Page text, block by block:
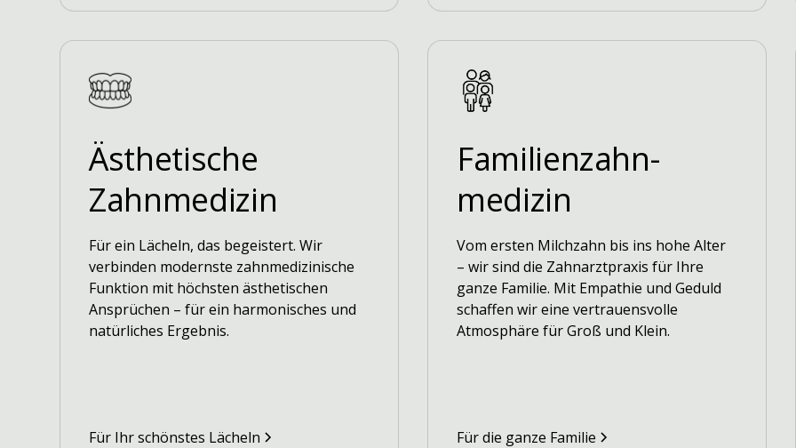
Ästhetische
Zahnmedizin
Für ein Lächeln, das begeistert. Wir
verbinden modernste zahnmedizinische
Funktion mit höchsten ästhetischen
Ansprüchen – für ein harmonisches und
natürliches Ergebnis.
Für Ihr schönstes Lächeln
Familienzahn-
medizin
Vom ersten Milchzahn bis ins hohe Alter
– wir sind die Zahnarztpraxis für Ihre
ganze Familie. Mit Empathie und Geduld
schaffen wir eine vertrauensvolle
Atmosphäre für Groß und Klein.
Für die ganze Familie